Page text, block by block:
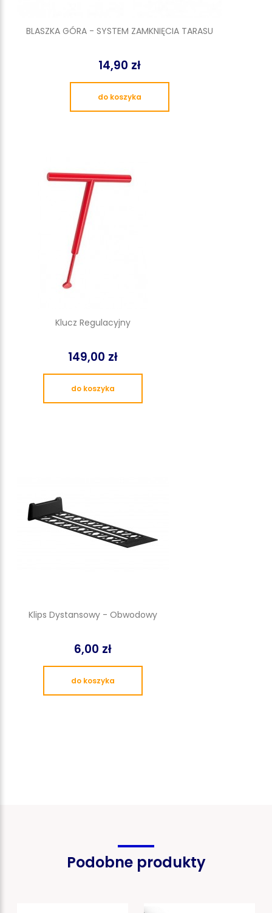
BLASZKA GÓRA - SYSTEM ZAMKNIĘCIA TARASU
14,90 zł
do koszyka
Klucz Regulacyjny
149,00 zł
do koszyka
Klips Dystansowy - Obwodowy
6,00 zł
do koszyka
Podobne produkty